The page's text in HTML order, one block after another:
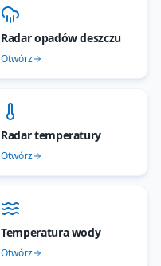
Radar opadów deszczu
Otwórz
Radar temperatury
Otwórz
Temperatura wody
Otwórz